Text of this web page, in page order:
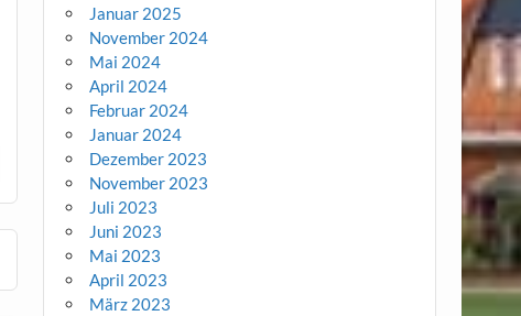
Januar 2025
November 2024
Mai 2024
April 2024
Februar 2024
Januar 2024
Dezember 2023
November 2023
Juli 2023
Juni 2023
Mai 2023
April 2023
März 2023